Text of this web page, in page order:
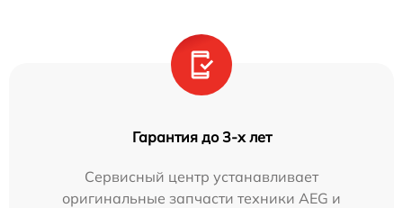
Гарантия до 3-х лет
Сервисный центр устанавливает
оригинальные запчасти техники AEG и